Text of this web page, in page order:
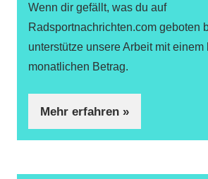
Wenn dir gefällt, was du auf
Radsportnachrichten.com geboten
unterstütze unsere Arbeit mit einem
monatlichen Betrag.
Mehr erfahren »